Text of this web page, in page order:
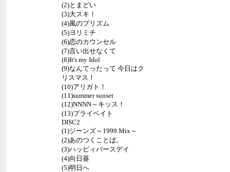
(2)とまどい
(3)大スキ！
(4)風のプリズム
(5)ヨリミチ
(6)恋のカウンセル
(7)言い出せなくて
(8)It's my Idol
(9)なんてったって 今日はク
リスマス！
(10)アリガト！
(11)summer sunset
(12)NNNN～キッス！
(13)プライベイト
DISC2
(1)ジーンズ～1999 Mix～
(2)あのつくことば。
(3)ハッピィバースデイ
(4)向日葵
(5)明日へ